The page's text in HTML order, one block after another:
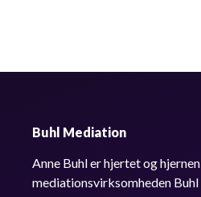
Buhl Mediation
Anne Buhl er hjertet og
mediationsvirksomheden